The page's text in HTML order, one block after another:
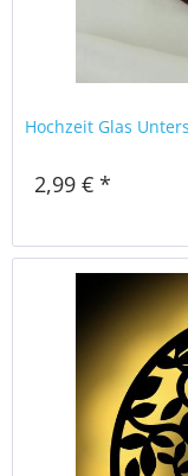
Hochzeit Glas
2,99 € *